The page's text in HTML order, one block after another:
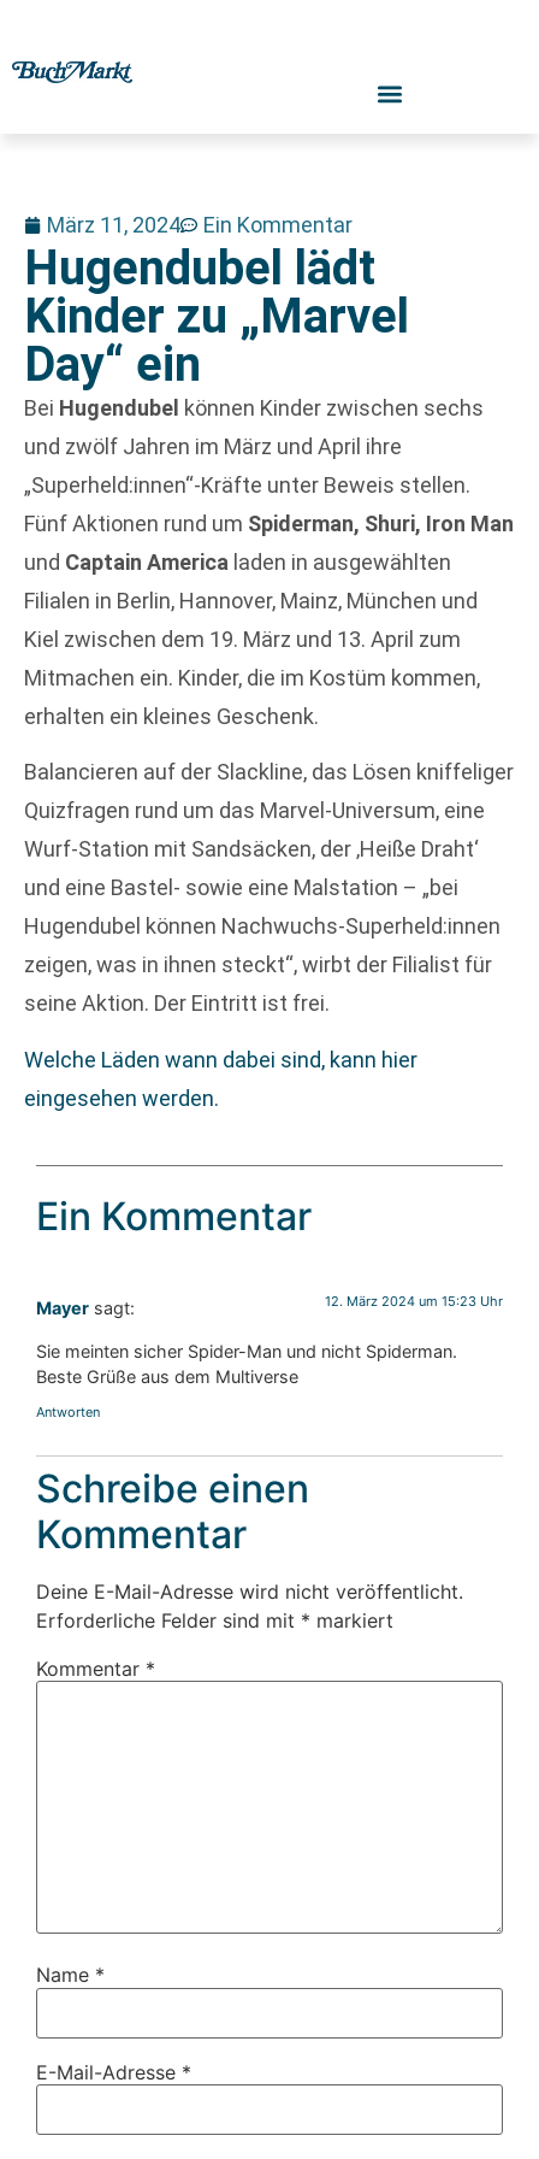
März 11, 2024 Ein Kommentar
Hugendubel lädt
Kinder zu „Marvel
Day“ ein
Bei Hugendubel können Kinder zwischen sechs
und zwölf Jahren im März und April ihre
„Superheld:innen“-Kräfte unter Beweis stellen.
Fünf Aktionen rund um Spiderman, Shuri, Iron Man
und Captain America laden in ausgewählten
Filialen in Berlin, Hannover, Mainz, München und
Kiel zwischen dem 19. März und 13. April zum
Mitmachen ein. Kinder, die im Kostüm kommen,
erhalten ein kleines Geschenk.
Balancieren auf der Slackline, das Lösen kniffeliger
Quizfragen rund um das Marvel-Universum, eine
Wurf-Station mit Sandsäcken, der ‚Heiße Draht‘
und eine Bastel- sowie eine Malstation – „bei
Hugendubel können Nachwuchs-Superheld:innen
zeigen, was in ihnen steckt“, wirbt der Filialist für
seine Aktion. Der Eintritt ist frei.
Welche Läden wann dabei sind, kann hier
eingesehen werden.
Ein Kommentar
Mayer sagt: 12. März 2024 um 15:23 Uhr
Sie meinten sicher Spider-Man und nicht Spiderman.
Beste Grüße aus dem Multiverse
Antworten
Schreibe einen
Kommentar
Deine E-Mail-Adresse wird nicht veröffentlicht.
Erforderliche Felder sind mit * markiert
Kommentar *
Name *
E-Mail-Adresse *